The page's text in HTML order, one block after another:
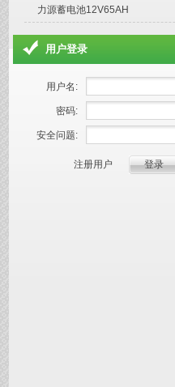
力源蓄电池12V65AH
用户登录
用户名:
密码:
安全问题:
注册用户